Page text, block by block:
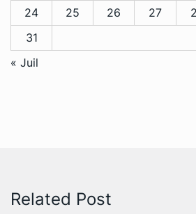
24
25 26 27
31
« Juil
Related Post